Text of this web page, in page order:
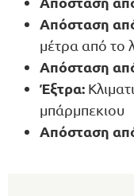
Απόσταση
μέτρα από το
Απόσταση
Έξτρα:
μπάρμπεκιου
Απόσταση